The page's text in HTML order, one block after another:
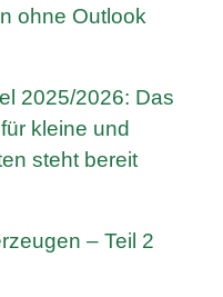
ohne Outlook
2025/2026: Das
kleine und
steht bereit
– Teil 2